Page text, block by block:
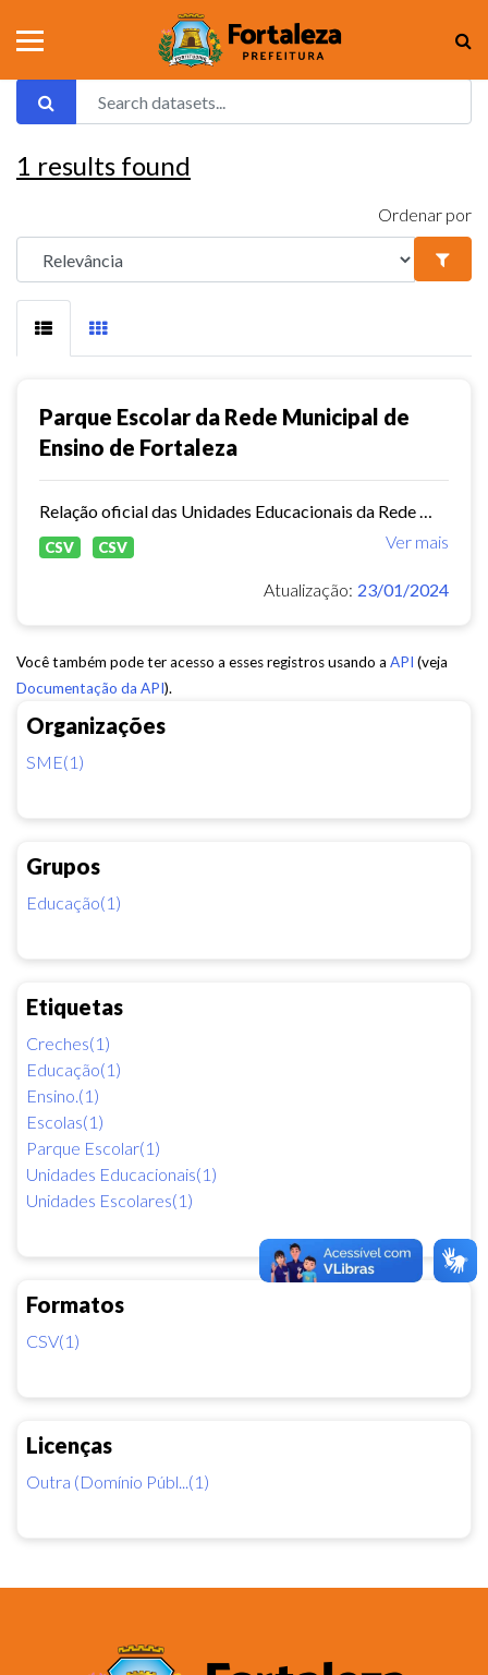
Organizações
SME(1)
Grupos
Educação(1)
Etiquetas
Creches(1)
Educação(1)
Ensino.(1)
Escolas(1)
Parque Escolar(1)
Unidades Educacionais(1)
Unidades Escolares(1)
Formatos
CSV(1)
Licenças
Outra (Domínio Públ...(1)
1 results found
Ordenar por
Parque Escolar da Rede Municipal de
Ensino de Fortaleza
Ver mais
CSV CSV
Atualização: 23/01/2024
Você também pode ter acesso a esses registros usando a API (veja
Documentação da API).